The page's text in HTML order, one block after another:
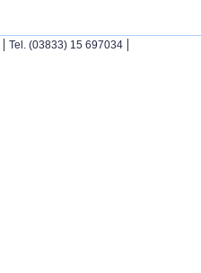
| Tel. (03833) 15 697034 |